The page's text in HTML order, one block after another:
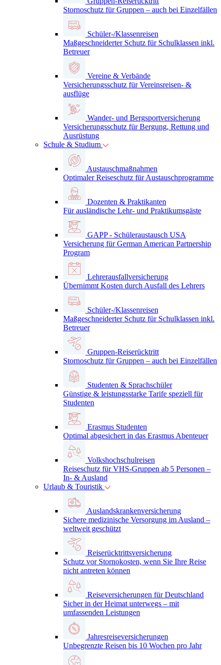
Stornoschutz für Gruppen – auch bei Einzelfällen
Schüler-/Klassenreisen
Maßgeschneiderter Schutz für Schulklassen inkl.
Betreuer
Vereine & Verbände
Versicherungsschutz für Vereinsreisen- &
ausflüge
Wander- und Bergsportversicherung
Versicherungsschutz für Bergung, Rettung und
Ausrüstung
Schule & Studium
Austauschmaßnahmen
Optimaler Reiseschutz für Austauschprogramme
Dozenten & Praktikanten
Für ausländische Lehr- und Praktikumsgäste
GAPP - Schüleraustausch USA
Versicherung für German American Partnership
Program
Lehrerausfallversicherung
Übernimmt Kosten durch Ausfall des Lehrers
Schüler-/Klassenreisen
Maßgeschneiderter Schutz für Schulklassen inkl.
Betreuer
Gruppen-Reiserücktritt
Stornoschutz für Gruppen – auch bei Einzelfällen
Studenten & Sprachschüler
Günstige & leistungsstarke Tarife speziell für
Studenten
Erasmus Studenten
Optimal abgesichert in das Erasmus Abenteuer
Volkshochschulreisen
Reiseschutz für VHS-Gruppen ab 5 Personen –
In- & Ausland
Urlaub & Touristik
Auslandskrankenversicherung
Sichere medizinische Versorgung im Ausland –
weltweit geschützt
Reiserücktrittsversicherung
Schutz vor Stornokosten, wenn Sie Ihre Reise
nicht antreten können
Reiseversicherungen für Deutschland
Sicher in der Heimat unterwegs – mit
umfassenden Leistungen
Jahresreiseversicherungen
Unbegrenzte Reisen bis 10 Wochen pro Jahr